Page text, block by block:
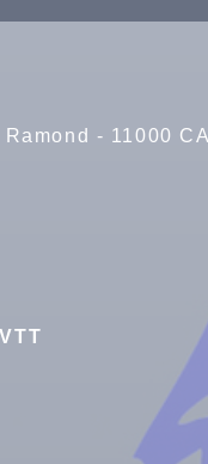
- 11000